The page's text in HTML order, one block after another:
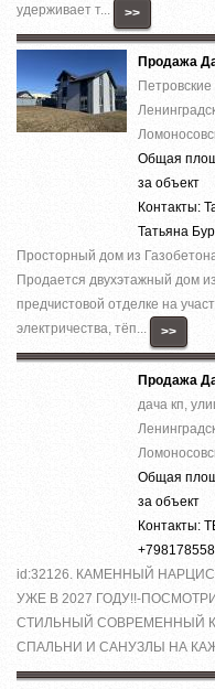
удерживает т...
>>
Продажа
Общая
за объект
Контакты:
Татьяна
Просторный дом из
Продается двухэтажный дом
предчистовой отделке на
электричества, тёп...
>>
Продажа
дача кп,
Общая
за объект
Контакты:
id:32126. КАМЕННЫЙ
УЖЕ В 2027 ГОДУ!!-
СТИЛЬНЫЙ СОВРЕМЕННЫЙ
СПАЛЬНИ И САНУЗЛЫ НА